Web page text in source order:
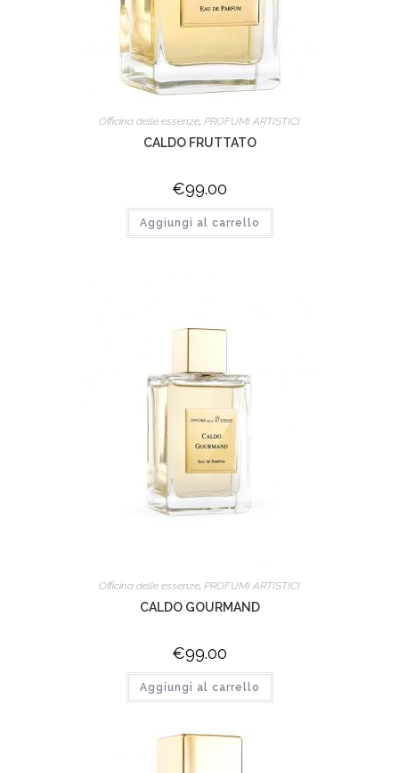
Officina delle essenze, PROFUMI ARTISTICI
CALDO FRUTTATO
€99.00
Aggiungi al carrello
Officina delle essenze PROFUMI ARTISTICI
CALDO GOURMAND
€99.00
Aggiungi al carrello